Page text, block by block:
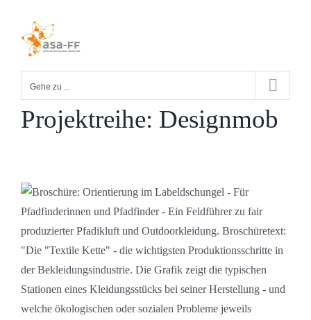
springen
Gehe zu ...
Projektreihe: Designmob